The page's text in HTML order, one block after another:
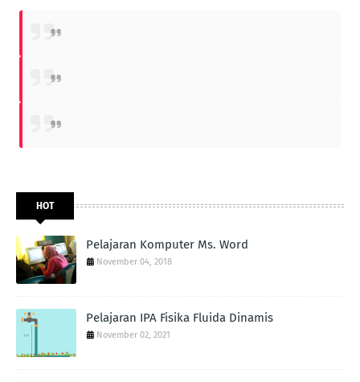
HOT
Pelajaran Komputer Ms. Word
November 04, 2018
Pelajaran IPA Fisika Fluida Dinamis
November 02, 2021